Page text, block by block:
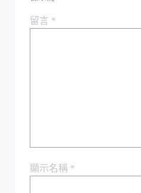
留言 *
顯示名稱 *